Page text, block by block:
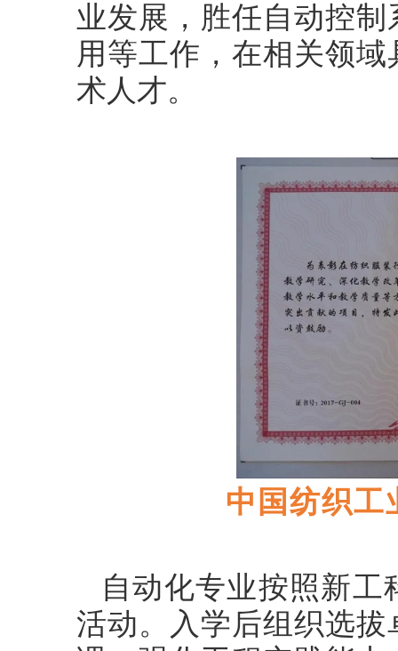
业发展，胜任自动控
用等工作，在相关领
术人才。
中国纺织工
自动化专业按照新
活动。入学后组织选